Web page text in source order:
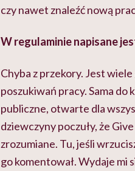
czy nawet znaleźć nową
W regulaminie napisane
Chyba z przekory. Jest
poszukiwań pracy. Sama do
publiczne, otwarte dla
dziewczyny poczuły, że
zrozumiane. Tu, jeśli
go komentował. Wydaje mi